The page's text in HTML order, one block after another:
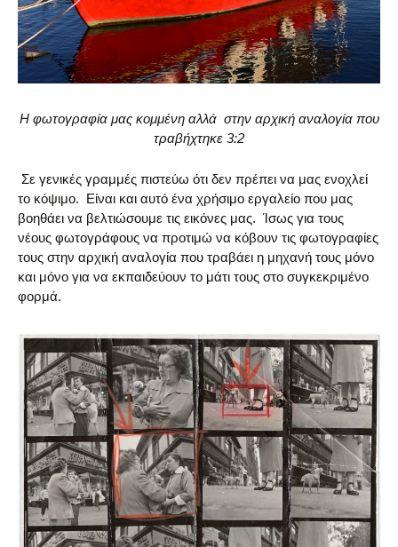
Η φωτογραφία μας κομμένη αλλά στην αρχική αναλογία που
τραβήχτηκε 3:2
Σε γενικές γραμμές πιστεύω ότι δεν πρέπει να μας ενοχλεί
το κόψιμο. Είναι και αυτό ένα χρήσιμο εργαλείο που μας
βοηθάει να βελτιώσουμε τις εικόνες μας. Ίσως για τους
νέους φωτογράφους να προτιμώ να κόβουν τις φωτογραφίες
τους στην αρχική αναλογία που τραβάει η μηχανή τους μόνο
και μόνο για να εκπαιδεύουν το μάτι τους στο συγκεκριμένο
φορμά.